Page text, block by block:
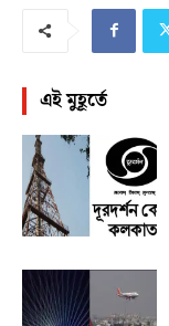
এই মুহূর্তে